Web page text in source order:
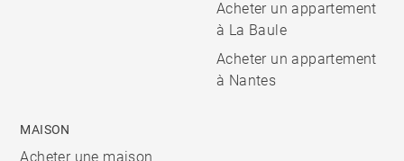
Acheter un appartement
à La Baule
Acheter un appartement
à Nantes
MAISON
Acheter une maison